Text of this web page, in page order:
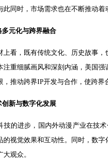
此同时，市场需求也在不断推动着
多元化与跨界融合
上看，既有传统文化、历史故事
注重细腻画风和深刻内涵，美国
，推动跨界IP开发与合作，使跨界
创新与数字化发展
技的进步，国内外动漫产业在技
的视觉效果和互动性。同时，数
观众。